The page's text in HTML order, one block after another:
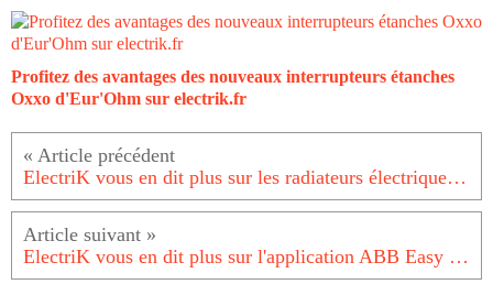
Profitez des avantages des nouveaux interrupteurs étanches
Oxxo d'Eur'Ohm sur electrik.fr
ElectriK vous en dit plus sur les radiateurs électriques connectés Muller Intuitiv
ElectriK vous en dit plus sur l'application ABB Easy Pro™ dédiée aux artisans électriciens